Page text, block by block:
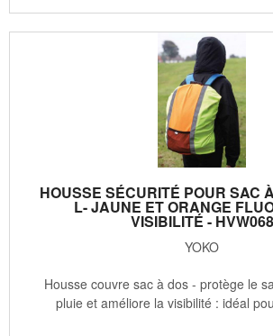
HOUSSE SÉCURITÉ POUR SAC
L- JAUNE ET ORANGE
VISIBILITÉ - HVW068
YOKO
Housse couvre sac à dos - protège le
pluie et améliore la visibilité : idéal